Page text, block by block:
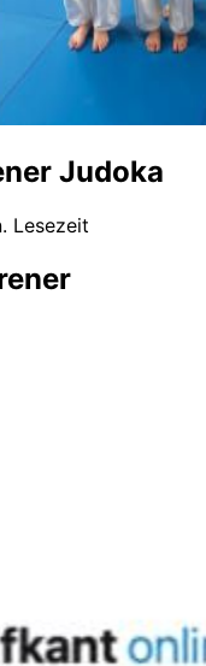
Judoka
Lesezeit